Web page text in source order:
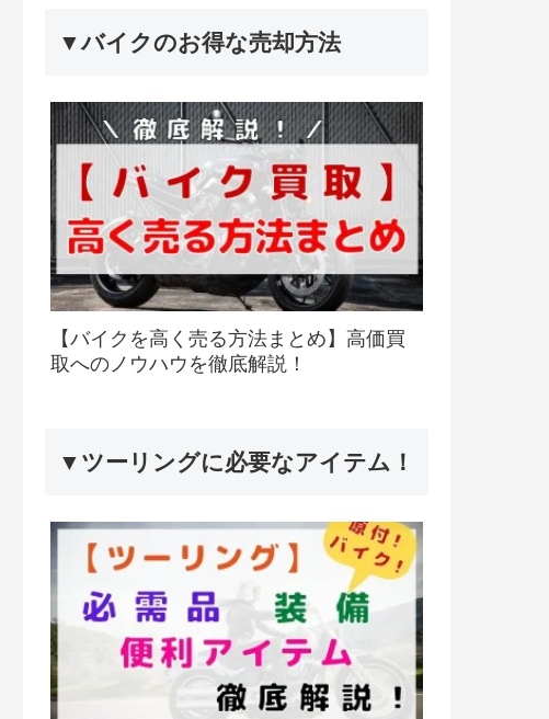
▼バイクのお得な売却方法
【バイクを高く売る方法まとめ】高価買
取へのノウハウを徹底解説！
▼ツーリングに必要なアイテム！